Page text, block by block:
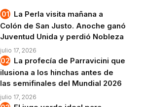
La Perla visita mañana a
Colón de San Justo. Anoche ganó
Juventud Unida y perdió Nobleza
julio 17, 2026
La profecía de Parravicini que
ilusiona a los hinchas antes de
las semifinales del Mundial 2026
julio 17, 2026